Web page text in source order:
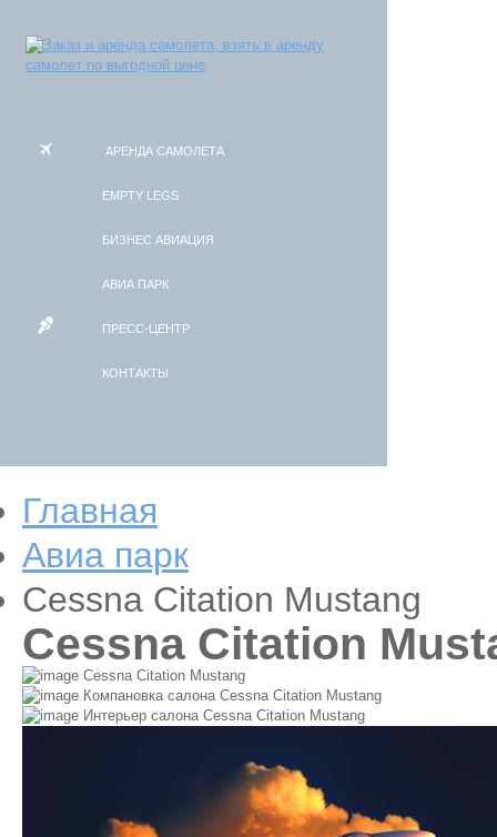
АРЕНДА САМОЛЕТА
EMPTY LEGS
БИЗНЕС АВИАЦИЯ
АВИА ПАРК
ПРЕСС-ЦЕНТР
КОНТАКТЫ
Главная
Авиа парк
Cessna Citation Mustang
Cessna Citation
Cessna Citation Mustang
Компановка салона Cessna Citation Mustang
Интерьер салона Cessna Citation Mustang